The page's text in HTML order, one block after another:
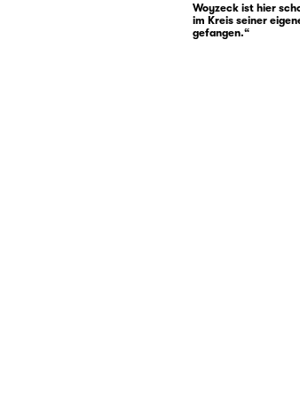
Woyzeck ist hier
im Kreis seiner
gefangen.“